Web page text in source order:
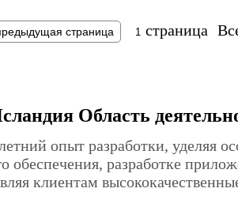
страница страница
Область
опыт разработки, уделяя
обеспечения, разработке
клиентам